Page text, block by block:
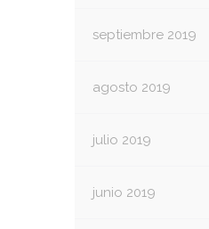
septiembre 2019
agosto 2019
julio 2019
junio 2019